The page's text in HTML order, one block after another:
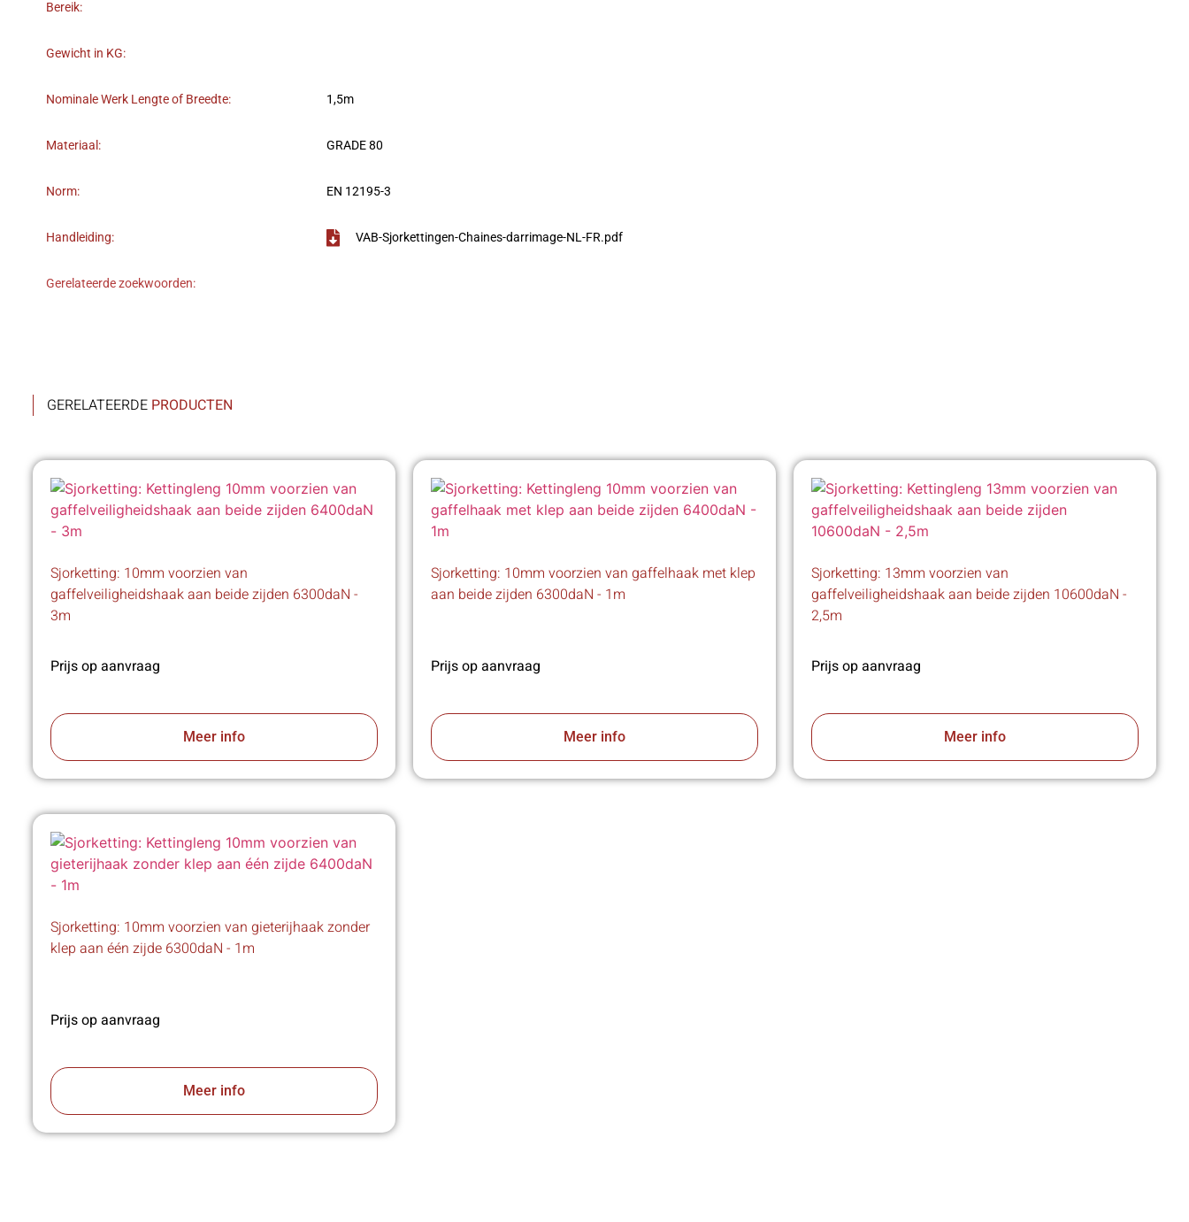
Bereik:
Gewicht in KG:
Nominale Werk Lengte of Breedte: 1,5m
Materiaal: GRADE 80
Norm: EN 12195-3
Handleiding: VAB-Sjorkettingen-Chaines-darrimage-NL-FR.pdf
Gerelateerde zoekwoorden:
GERELATEERDE PRODUCTEN
Sjorketting: 10mm voorzien van
gaffelveiligheidshaak aan beide zijden 6300daN -
3m
Prijs op aanvraag
Meer info
Sjorketting: 10mm voorzien van gaffelhaak met klep
aan beide zijden 6300daN - 1m
Prijs op aanvraag
Meer info
Sjorketting: 13mm voorzien van
gaffelveiligheidshaak aan beide zijden 10600daN -
2,5m
Prijs op aanvraag
Meer info
Sjorketting: 10mm voorzien van gieterijhaak zonder
klep aan één zijde 6300daN - 1m
Prijs op aanvraag
Meer info